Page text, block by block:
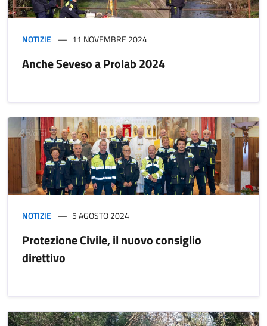
NOTIZIE 11 NOVEMBRE 2024
Anche Seveso a Prolab 2024
NOTIZIE 5 AGOSTO 2024
Protezione Civile, il nuovo consiglio
direttivo